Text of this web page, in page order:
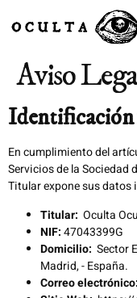
Aviso
En cumplimiento del
Servicios de la Sociedad
Titular expone sus
Titular: Oculta
NIF:47043399G
Domicilio: Sector
Madrid, - España.
Correo electrónico: